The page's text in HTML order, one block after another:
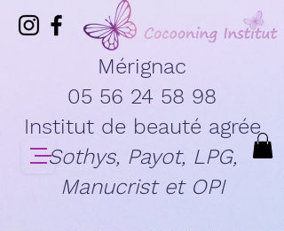
Mérignac
05 56 24 58 98
Institut de beauté agrée
Sothys, Payot, LPG,
Manucrist et OPI